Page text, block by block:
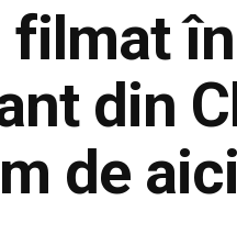
filmat
din
de